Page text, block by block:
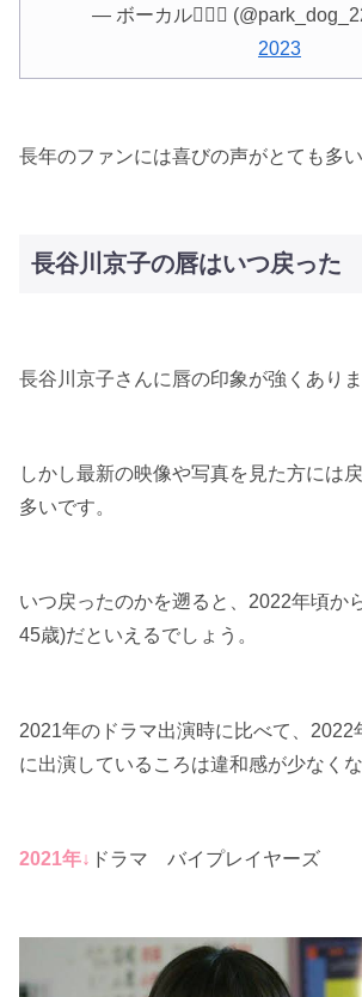
— ボーカル
2023
長年のファンには喜びの声がとても多い
長谷川京子の唇はいつ戻った
長谷川京子さんに唇の印象が強くありま
しかし最新の映像や写真を見た方には
多いです。
いつ戻ったのかを遡ると、2022年頃か
45歳)だといえるでしょう。
2021年のドラマ出演時に比べて、2022
に出演しているころは違和感が少なくな
2021年↓ ドラマ バイプレイヤーズ